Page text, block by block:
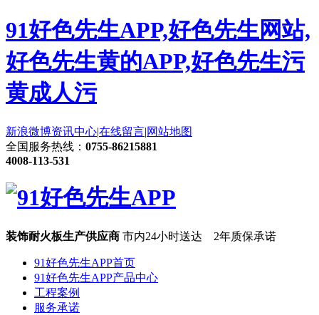
91好色先生APP,好色先生网站,
好色先生黄的APP,好色先生污
黄成人污
新浪微博资讯中心|在线留言|网站地图
全国服务热线： 0755-86215881
4008-113-531
装饰耐火板生产供应商 市内24小时送达 2年质保承诺
91好色先生APP首页
91好色先生APP产品中心
工程案例
服务承诺